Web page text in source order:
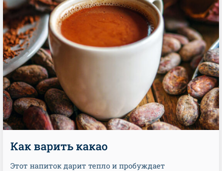
Как варить какао
Этот напиток дарит тепло и пробуждает